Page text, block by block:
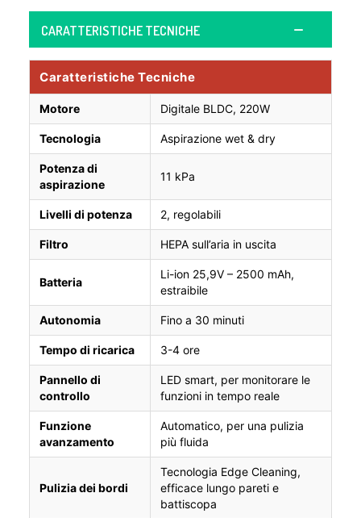
CARATTERISTICHE TECNICHE
Caratteristiche Tecniche
Motore Digitale BLDC, 220W
Tecnologia Aspirazione wet & dry
Potenza di
aspirazione
11 kPa
Livelli di potenza 2, regolabili
Filtro HEPA sull’aria in uscita
Batteria
Li-ion 25,9V – 2500 mAh,
estraibile
Autonomia Fino a 30 minuti
Tempo di ricarica 3-4 ore
Pannello di
controllo
LED smart, per monitorare le
funzioni in tempo reale
Funzione
avanzamento
Automatico, per una pulizia
più fluida
Pulizia dei bordi
Tecnologia Edge Cleaning,
efficace lungo pareti e
battiscopa